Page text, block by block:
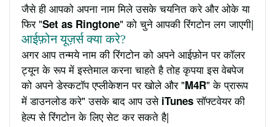
जैसे ही आपको अपना नाम मिले उसके चयनित करे और ओके या
फिर "Set as Ringtone" को चुने आपकी रिंगटोन लग जाएगी|
आईफ़ोन यूज़र्स क्या करे?
अगर आप तन्मये नाम की रिंगटोन को अपने आईफ़ोन पर कॉलर
ट्यून के रूप में इस्तेमाल करना चाहते है तोह कृपया इस वेबपेज
को अपने डेस्कटॉप एप्लीकेशन पर खोले और "M4R" के प्रारूप
में डाउनलोड करे" उसके बाद आप उसे iTunesसॉफ्टवेयर की
हेल्प से रिंगटोन के लिए सेट कर सकते है|